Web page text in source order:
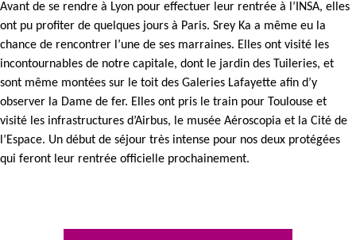
Avant de se rendre à Lyon pour effectuer leur rentrée à l’INSA, elles
ont pu profiter de quelques jours à Paris. Srey Ka a même eu la
chance de rencontrer l’une de ses marraines. Elles ont visité les
incontournables de notre capitale, dont le jardin des Tuileries, et
sont même montées sur le toit des Galeries Lafayette afin d’y
observer la Dame de fer. Elles ont pris le train pour Toulouse et
visité les infrastructures d’Airbus, le musée Aéroscopia et la Cité de
l’Espace. Un début de séjour très intense pour nos deux protégées
qui feront leur rentrée officielle prochainement.